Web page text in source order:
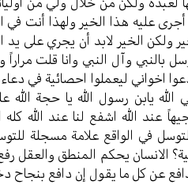
عليه هذا الخير ولهذا أنت في
ولكن الخير لابد أن يجري على يد
بالنبي وآل النبي وانا قلت
اخواني ليعملوا احصائية في
الله يابن رسول الله يا حجة الله
عند الله اشفع لنا عند الله
في الواقع علامة مسجلة
الانسان يحكم المنطق والعقل
عن كل ما يقول إن دافع